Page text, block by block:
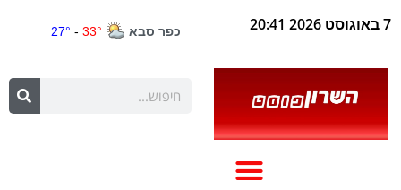
7 באוגוסט 2026 20:41